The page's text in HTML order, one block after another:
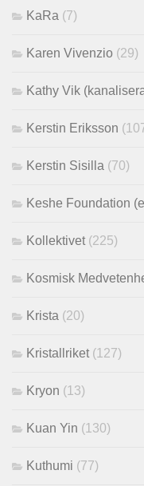
KaRa (7)
Karen Vivenzio (29)
Kathy Vik
Kerstin Eriksson
Kerstin Sisilla (70)
Keshe Foundation
Kollektivet (225)
Kosmisk
Krista (20)
Kristallriket (127)
Kryon (13)
Kuan Yin (130)
Kuthumi (77)